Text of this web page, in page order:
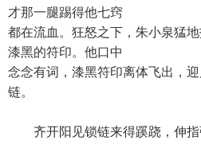
才那一腿踢得他七窍
都在流血。狂怒之下，朱小泉猛
漆黑的符印。他口中
念念有词，漆黑符印离体飞出，
链。
齐开阳见锁链来得蹊跷，伸指